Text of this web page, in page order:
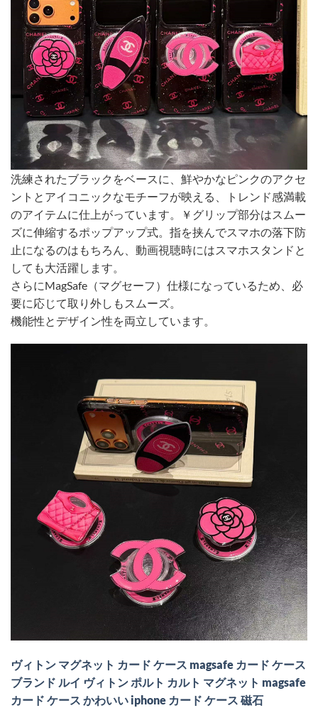
洗練されたブラックをベースに、鮮やかなピンクのアクセ
ントとアイコニックなモチーフが映える、トレンド感満載
のアイテムに仕上がっています。￥グリップ部分はスムー
ズに伸縮するポップアップ式。指を挟んでスマホの落下防
止になるのはもちろん、動画視聴時にはスマホスタンドと
しても大活躍します。
さらにMagSafe（マグセーフ）仕様になっているため、必
要に応じて取り外しもスムーズ。
機能性とデザイン性を両立しています。
ヴィトン マグネット カード ケース magsafe カード ケース
ブランド ルイ ヴィトン ポルト カルト マグネット magsafe
カード ケース かわいい iphone カード ケース 磁石